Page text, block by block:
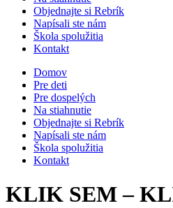
Objednajte si Rebrík
Napísali ste nám
Škola spolužitia
Kontakt
Domov
Pre deti
Pre dospelých
Na stiahnutie
Objednajte si Rebrík
Napísali ste nám
Škola spolužitia
Kontakt
KLIK SEM –